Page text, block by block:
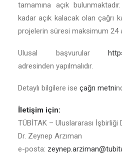
tamamına açık
kadar açık kalacak olan çağrı
projelerin süresi maksimum 24
Ulusal başvurular
adresinden yapılmalıdır.
Detaylı bilgilere ise çağrı metni
İletişim için:
TÜBİTAK – Uluslararası İşbirliği
Dr. Zeynep Arzıman
e-posta: